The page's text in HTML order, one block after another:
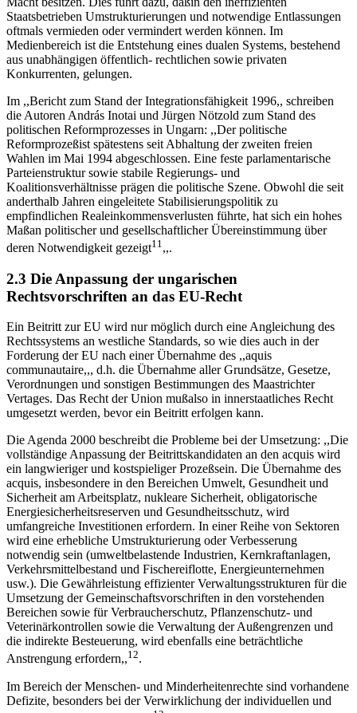
Staatsbetrieben Umstrukturierungen und notwendige Entlassungen
oftmals vermieden oder vermindert werden können. Im
Medienbereich ist die Entstehung eines dualen Systems, bestehend
aus unabhängigen öffentlich- rechtlichen sowie privaten
Konkurrenten, gelungen.
Im ,,Bericht zum Stand der Integrationsfähigkeit 1996,, schreiben
die Autoren András Inotai und Jürgen Nötzold zum Stand des
politischen Reformprozesses in Ungarn: ,,Der politische
Reformprozeßist spätestens seit Abhaltung der zweiten freien
Wahlen im Mai 1994 abgeschlossen. Eine feste parlamentarische
Parteienstruktur sowie stabile Regierungs- und
Koalitionsverhältnisse prägen die politische Szene. Obwohl die seit
anderthalb Jahren eingeleitete Stabilisierungspolitik zu
empfindlichen Realeinkommensverlusten führte, hat sich ein hohes
Maßan politischer und gesellschaftlicher Übereinstimmung über
deren Notwendigkeit gezeigt11 ,,.
2.3 Die Anpassung der ungarischen
Rechtsvorschriften an das EU-Recht
Ein Beitritt zur EU wird nur möglich durch eine Angleichung des
Rechtssystems an westliche Standards, so wie dies auch in der
Forderung der EU nach einer Übernahme des ,,aquis
communautaire,,, d.h. die Übernahme aller Grundsätze, Gesetze,
Verordnungen und sonstigen Bestimmungen des Maastrichter
Vertages. Das Recht der Union mußalso in innerstaatliches Recht
umgesetzt werden, bevor ein Beitritt erfolgen kann.
Die Agenda 2000 beschreibt die Probleme bei der Umsetzung: ,,Die
vollständige Anpassung der Beitrittskandidaten an den acquis wird
ein langwieriger und kostspieliger Prozeßsein. Die Übernahme des
acquis, insbesondere in den Bereichen Umwelt, Gesundheit und
Sicherheit am Arbeitsplatz, nukleare Sicherheit, obligatorische
Energiesicherheitsreserven und Gesundheitsschutz, wird
umfangreiche Investitionen erfordern. In einer Reihe von Sektoren
wird eine erhebliche Umstrukturierung oder Verbesserung
notwendig sein (umweltbelastende Industrien, Kernkraftanlagen,
Verkehrsmittelbestand und Fischereiflotte, Energieunternehmen
usw.). Die Gewährleistung effizienter Verwaltungsstrukturen für die
Umsetzung der Gemeinschaftsvorschriften in den vorstehenden
Bereichen sowie für Verbraucherschutz, Pflanzenschutz- und
Veterinärkontrollen sowie die Verwaltung der Außengrenzen und
die indirekte Besteuerung, wird ebenfalls eine beträchtliche
Anstrengung erfordern,,12.
Im Bereich der Menschen- und Minderheitenrechte sind vorhandene
Defizite, besonders bei der Verwirklichung der individuellen und